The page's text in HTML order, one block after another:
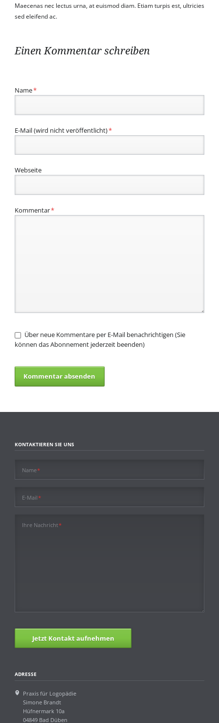
Maecenas nec lectus urna, at euismod diam. Etiam turpis est, ultricies
sed eleifend ac.
Einen Kommentar schreiben
Pflichtfeld
Name*
Pflichtfeld
E-Mail (wird nicht veröffentlicht)*
Webseite
Pflichtfeld
Kommentar*
Über neue Kommentare per E-Mail benachrichtigen (Sie
können das Abonnement jederzeit beenden)
Kommentar absenden
KONTAKTIEREN SIE UNS
Pflichtfeld
Name*
Pflichtfeld
E-Mail*
Pflichtfeld
Ihre Nachricht*
Jetzt Kontakt aufnehmen
ADRESSE
Praxis für Logopädie
Simone Brandt
Hüfnermark 10a
04849 Bad Düben